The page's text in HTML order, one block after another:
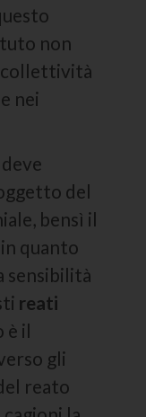
non
collettività
nei
deve
del
bensì il
quanto
sensibilità
reati
è il
gli
reato